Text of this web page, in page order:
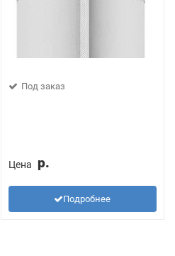
Под заказ
Цена р.
Подробнее